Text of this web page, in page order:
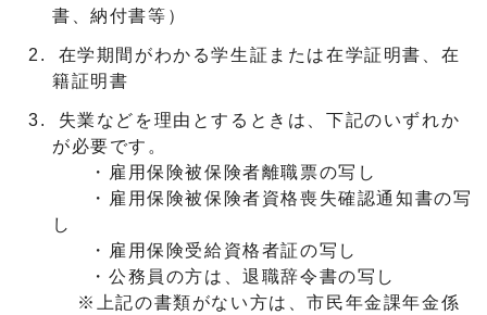
書、納付書等）
在学期間がわかる学生証または在学証明書、在
籍証明書
失業などを理由とするときは、下記のいずれか
が必要です。
・雇用保険被保険者離職票の写し
・雇用保険被保険者資格喪失確認通知書の写
し
・雇用保険受給資格者証の写し
・公務員の方は、退職辞令書の写し
※上記の書類がない方は、市民年金課年金係